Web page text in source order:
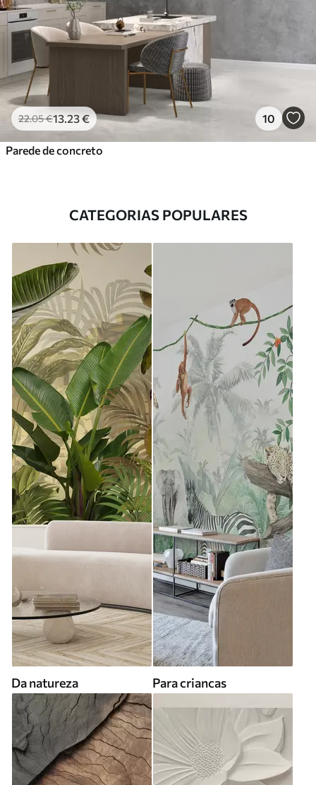
22.05€13 .23€ 10
Parede de concreto
CATEGORIAS POPULARES
Da natureza Para criancas